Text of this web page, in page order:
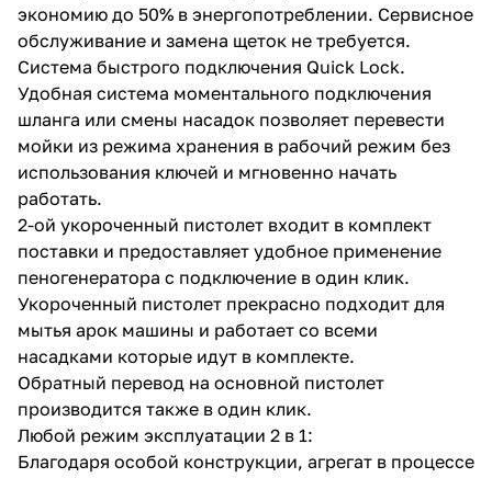
экономию до 50% в энергопотреблении. Сервисное
обслуживание и замена щеток не требуется.
Система быстрого подключения Quick Lock.
Удобная система моментального подключения
шланга или смены насадок позволяет перевести
мойки из режима хранения в рабочий режим без
использования ключей и мгновенно начать
работать.
2-ой укороченный пистолет входит в комплект
поставки и предоставляет удобное применение
пеногенератора с подключение в один клик.
Укороченный пистолет прекрасно подходит для
мытья арок машины и работает со всеми
насадками которые идут в комплекте.
Обратный перевод на основной пистолет
производится также в один клик.
Любой режим эксплуатации 2 в 1:
Благодаря особой конструкции, агрегат в процессе
раз в 2 недели